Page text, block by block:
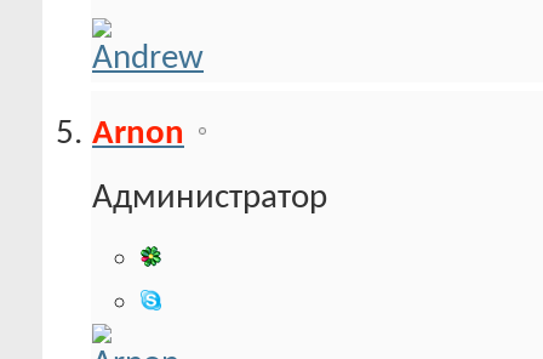
Arnon
Администратор